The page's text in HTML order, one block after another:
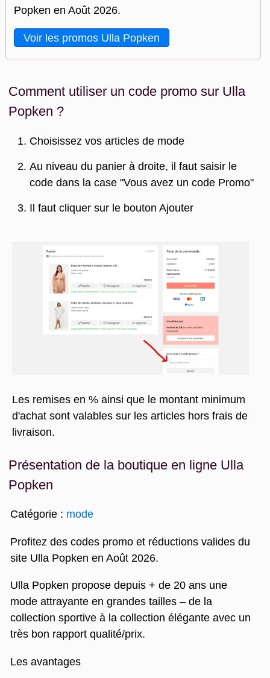
Popken en Août 2026.
Voir les promos Ulla Popken
Comment utiliser un code promo sur Ulla
Popken ?
Choisissez vos articles de mode
Au niveau du panier à droite, il faut saisir le
code dans la case "Vous avez un code Promo"
Il faut cliquer sur le bouton Ajouter
Les remises en % ainsi que le montant minimum
d'achat sont valables sur les articles hors frais de
livraison.
Présentation de la boutique en ligne Ulla
Popken
Catégorie : mode
Profitez des codes promo et réductions valides du
site Ulla Popken en Août 2026.
Ulla Popken propose depuis + de 20 ans une
mode attrayante en grandes tailles – de la
collection sportive à la collection élégante avec un
très bon rapport qualité/prix.
Les avantages